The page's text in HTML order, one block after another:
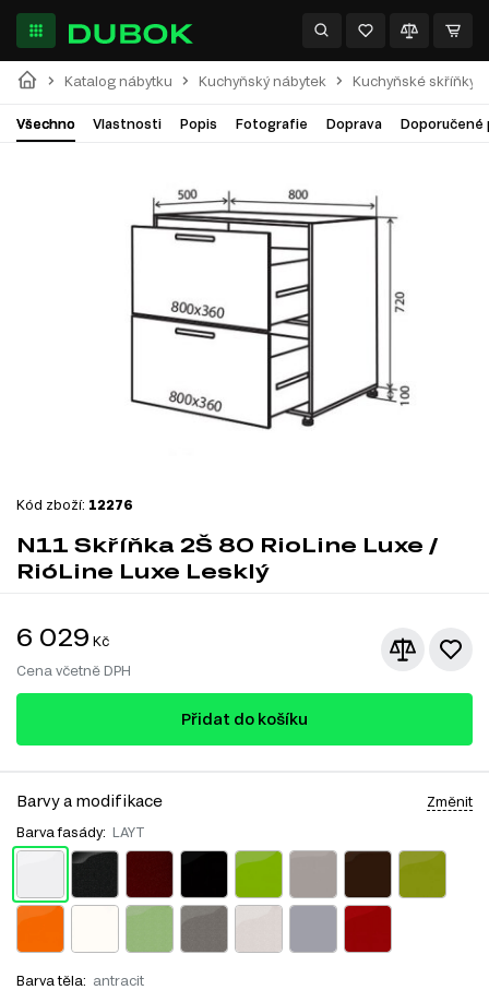
Katalog nábytku Kuchyňský nábytek Kuchyňské skříňky
Všechno Vlastnosti Popis Fotografie Doprava Doporučené
Kód zboží: 12276
N11 Skříňka 2Š 80 RioLine Luxe /
RióLine Luxe Lesklý
6 029 Kč
Cena včetně DPH
Přidat do košíku
Barvy a modifikace Změnit
Barva fasády: LAYT
Barva těla: antracit